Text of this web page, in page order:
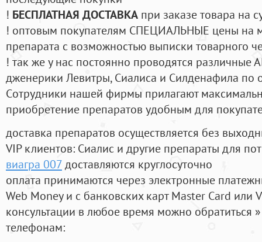
! БЕСПЛАТНАЯ ДОСТАВКА при заказе товара на
! оптовым покупателям СПЕЦИАЛЬНЫЕ цены на
препарата с возможностью выписки товарного
! так же у нас постоянно проводятся
дженерики Левитры, Сиалиса и Силденафила по
Cотрудники нашей фирмы прилагают
приобретение препаратов удобным для
доставка препаратов осуществляется без
VIP клиентов: Сиалис и другие препараты для
виагра 007доставляются круглосуточно
оплата принимаются через электронные
Web Money и с банковских карт Master Card или
консультации в любое время можно обратиться
телефонам: